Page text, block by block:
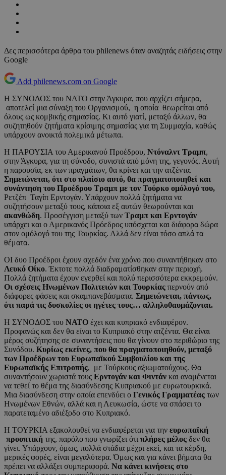
Δες περισσότερα άρθρα του philenews όταν αναζητάς ειδήσεις στην
Google
Add philenews.com on Google
Η ΣΥΝΟΔΟΣ του ΝΑΤΟ στην Άγκυρα, που αρχίζει σήμερα,
αποτελεί μια σύναξη του Οργανισμού, η οποία θεωρείται από
όλους ως κομβικής σημασίας. Κι αυτό γιατί, μεταξύ άλλων, θα
συζητηθούν ζητήματα κρίσιμης σημασίας για τη Συμμαχία, καθώς
υπάρχουν ανοικτά πολεμικά μέτωπα.
Η ΠΑΡΟΥΣΙΑ του Αμερικανού Προέδρου, Ντόναλντ Τραμπ,
στην Άγκυρα, για τη σύνοδο, συνιστά από μόνη της, γεγονός. Αυτή
η παρουσία, εκ των πραγμάτων, θα κρίνει και την ατζέντα.
Σημειώνεται, ότι στο πλαίσιο αυτό, θα πραγματοποιηθεί και
συνάντηση του Προέδρου Τραμπ με τον Τούρκο ομόλογό του,
Ρετζέπ Ταγίπ Ερντογάν. Υπάρχουν πολλά ζητήματα να
συζητήσουν μεταξύ τους, κάποια εξ αυτών θεωρούνται και
ακανθώδη. Προσέγγιση μεταξύ των Τραμπ και Ερντογάν
υπάρχει και ο Αμερικανός Πρόεδρος υπόσχεται και διάφορα δώρα
στον ομόλογό του της Τουρκίας. Αλλά δεν είναι τόσο απλά τα
θέματα.
ΟΙ δυο Προέδροι έχουν σχεδόν ένα χρόνο που συναντήθηκαν στο
Λευκό Οίκο. Έκτοτε πολλά διαδραματίσθηκαν στην περιοχή.
Πολλά ζητήματα έχουν εγερθεί και πολύ περισσότερα εκκρεμούν.
Οι σχέσεις Ηνωμένων Πολιτειών και Τουρκίας περνούν από
διάφορες φάσεις και σκαμπανεβάσματα. Σημειώνεται, πάντως,
ότι παρά τις δυσκολίες οι ηγέτες τους… αλληλοθαυμάζονται.
Η ΣΥΝΟΔΟΣ του ΝΑΤΟ έχει και κυπριακό ενδιαφέρον.
Προφανώς και δεν θα είναι το Κυπριακό στην ατζέντα. Θα είναι
μέρος συζήτησης σε συναντήσεις που θα γίνουν στο περιθώριο της
Συνόδου. Κυρίως εκείνες, που θα πραγματοποιηθούν, μεταξύ
των Προέδρων του Ευρωπαϊκού Συμβουλίου και της
Ευρωπαϊκής Επιτροπής, με Τούρκους αξιωματούχους. Θα
συναντήσουν χωριστά τους Ερντογάν και Φιντάν και αναμένεται
να τεθεί το θέμα της διασύνδεσης Κυπριακού με ευρωτουρκικά.
Μια διασύνδεση στην οποία επενδύει ο Γενικός Γραμματέας των
Ηνωμένων Εθνών, αλλά και η Λευκωσία, ώστε να σπάσει το
παρατεταμένο αδιέξοδο στο Κυπριακό.
Η ΤΟΥΡΚΙΑ εξακολουθεί να ενδιαφέρεται για την ευρωπαϊκή
προοπτική της, παρόλο που γνωρίζει ότι πλήρες μέλος δεν θα
γίνει. Υπάρχουν, όμως, πολλά στάδια μέχρι εκεί, και τα κέρδη,
μερικές φορές, είναι μεγαλύτερα. Όμως και για κάνει βήματα θα
πρέπει να αλλάξει συμπεριφορά. Να κάνει κινήσεις στο